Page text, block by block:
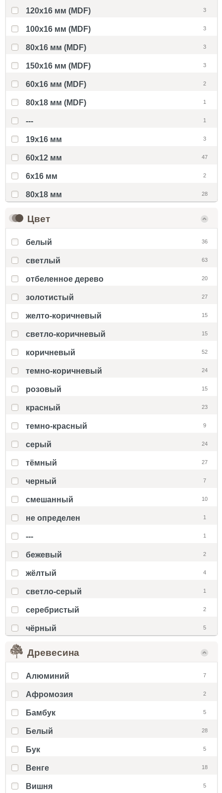
120x16 мм (MDF) 3
100x16 мм (MDF) 3
80x16 мм (MDF) 3
150x16 мм (MDF) 3
60x16 мм (MDF) 2
80x18 мм (MDF) 1
--- 1
19х16 мм 3
60x12 мм 47
6x16 мм 2
80х18 мм 28
Цвет
белый 36
светлый 63
отбеленное дерево 20
золотистый 27
желто-коричневый 15
светло-коричневый 15
коричневый 52
темно-коричневый 24
розовый 15
красный 23
темно-красный 9
серый 24
тёмный 27
черный 7
смешанный 10
не определен 1
--- 1
бежевый 2
жёлтый 4
светло-серый 1
серебристый 2
чёрный 5
Древесина
Алюминий 7
Афромозия 2
Бамбук 5
Белый 28
Бук 5
Венге 18
Вишня 5